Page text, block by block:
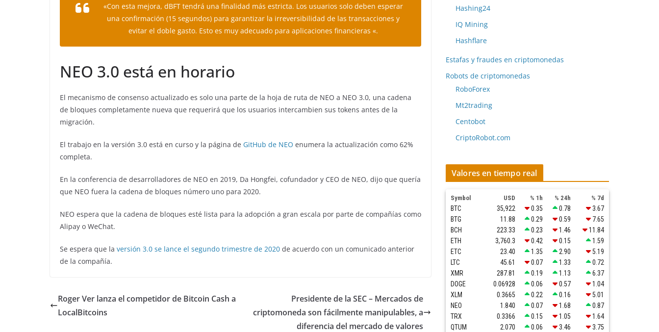
«Con esta mejora, dBFT tendrá una finalidad más estricta. Los usuarios solo deben esperar
una confirmación (15 segundos) para garantizar la irreversibilidad de las transacciones y
evitar el doble gasto. Esto es muy adecuado para aplicaciones financieras «.
NEO 3.0 está en horario
El mecanismo de consenso actualizado es solo una parte de la hoja de ruta de NEO a NEO 3.0, una cadena
de bloques completamente nueva que requerirá que los usuarios intercambien sus tokens antes de la
migración.
El trabajo en la versión 3.0 está en curso y la página de GitHub de NEO enumera la actualización como 62%
completa.
En la conferencia de desarrolladores de NEO en 2019, Da Hongfei, cofundador y CEO de NEO, dijo que quería
que NEO fuera la cadena de bloques número uno para 2020.
NEO espera que la cadena de bloques esté lista para la adopción a gran escala por parte de compañías como
Alipay o WeChat.
Se espera que la versión 3.0 se lance el segundo trimestre de 2020 de acuerdo con un comunicado anterior
de la compañía.
Roger Ver lanza el competidor de Bitcoin Cash a
LocalBitcoins
Presidente de la SEC – Mercados de
criptomoneda son fácilmente manipulables, a
diferencia del mercado de valores
Hashing24
IQ Mining
Hashflare
Estafas y fraudes en criptomonedas
Robots de criptomonedas
RoboForex
Mt2trading
Centobot
CriptoRobot.com
Valores en tiempo real
Symbol USD % 1h % 24h % 7d
BTC 35,922 0.35 0.78
3.67
BTG
11.88 0.29 0.59
7.65
BCH
223.33 0.23 1.46
11.84
ETH
3,760.3 0.42 0.15
1.59
ETC
23.40 1.35 2.90
5.19
LTC
45.61 0.07 1.33
0.72
XMR
287.81 0.19 1.13
6.37
DOGE
0.06928 0.06 0.57
1.04
XLM
0.3665 0.22 0.16
5.01
NEO
1.840 0.07 1.68
0.87
TRX
0.3366 0.15 1.05
1.64
QTUM
2.070 0.06 3.46
3.75